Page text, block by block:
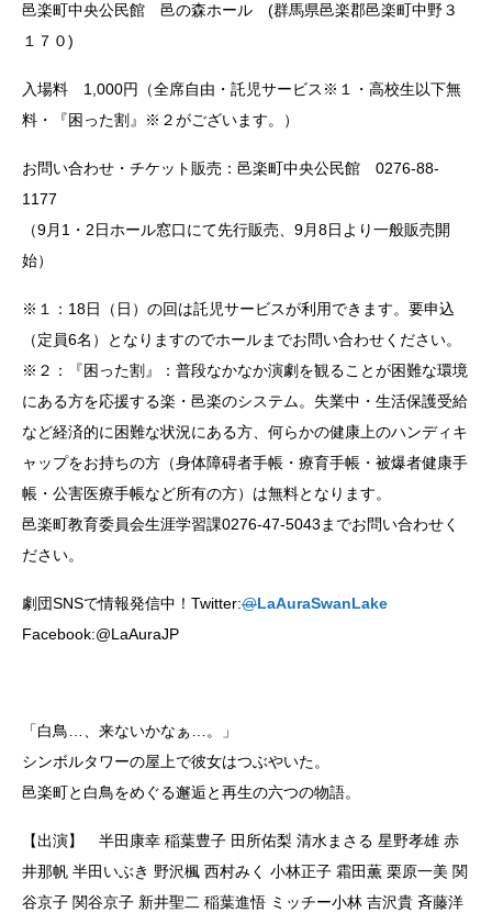
邑楽町中央公民館 邑の森ホール (群馬県邑楽郡邑楽町中野３
１７０)
入場料 1,000円（全席自由・託児サービス※１・高校生以下無
料・『困った割』※２がございます。）
お問い合わせ・チケット販売：邑楽町中央公民館 0276-88-
1177
（9月1・2日ホール窓口にて先行販売、9月8日より一般販売開
始）
※１：18日（日）の回は託児サービスが利用できます。要申込
（定員6名）となりますのでホールまでお問い合わせください。
※２：『困った割』：普段なかなか演劇を観ることが困難な環境
にある方を応援する楽・邑楽のシステム。失業中・生活保護受給
など経済的に困難な状況にある方、何らかの健康上のハンディキ
ャップをお持ちの方（身体障碍者手帳・療育手帳・被爆者健康手
帳・公害医療手帳など所有の方）は無料となります。
邑楽町教育委員会生涯学習課0276-47-5043までお問い合わせく
ださい。
劇団SNSで情報発信中！Twitter:@LaAuraSwanLake
Facebook:@LaAuraJP
「白鳥…、来ないかなぁ…。」
シンボルタワーの屋上で彼女はつぶやいた。
邑楽町と白鳥をめぐる邂逅と再生の六つの物語。
【出演】 半田康幸 稲葉豊子 田所佑梨 清水まさる 星野孝雄 赤
井那帆 半田いぶき 野沢楓 西村みく 小林正子 霜田薫 栗原一美 関
谷京子 関谷京子 新井聖二 稲葉進悟 ミッチー小林 吉沢貴 斉藤洋